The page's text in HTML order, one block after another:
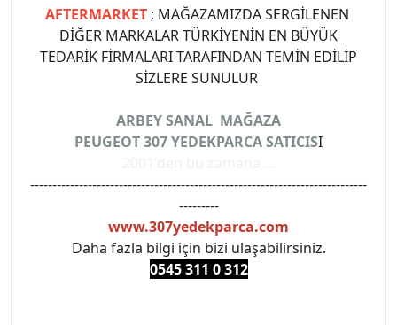
AFTERMARKET ; MAĞAZAMIZDA SERGİLENEN
DİĞER MARKALAR TÜRKİYENİN EN BÜYÜK
TEDARİK FİRMALARI TARAFINDAN TEMİN EDİLİP
SİZLERE SUNULUR
ARBEY SANAL MAĞAZA
PEUGEOT 307 YEDEKPARCA SATICISI
----------------------------------------------------------------------------
---------
www.307yedekparca.com
Daha fazla bilgi için bizi ulaşabilirsiniz.
0545 311 0 312